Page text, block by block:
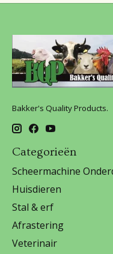
Bakker's Quality Products.
Categorieën
Scheermachine
Huisdieren
Stal & erf
Afrastering
Veterinair